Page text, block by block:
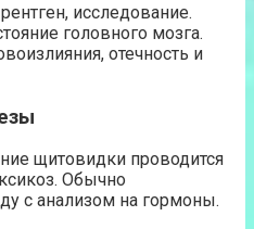
исследование.
головного мозга.
отечность и
щитовидки проводится
Обычно
с анализом на гормоны.